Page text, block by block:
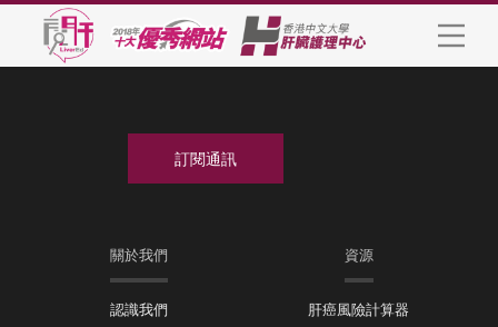
關於我們
認識我們
資源
肝癌風險計算器